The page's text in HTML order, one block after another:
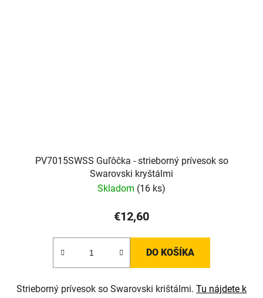
PV7015SWSS Guľôčka - strieborný prívesok so
Swarovski kryštálmi
Skladom (16 ks)
€12,60
DO KOŠÍKA
Strieborný prívesok so Swarovski krištálmi. Tu nájdete k